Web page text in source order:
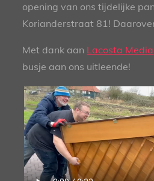
opening van ons tijdelijke
Korianderstraat 81!
Met dank aan Lacosta Media
busje aan ons uitleende!